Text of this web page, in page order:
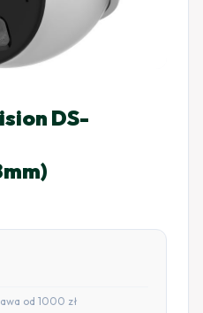
DS-
od 1000 zł